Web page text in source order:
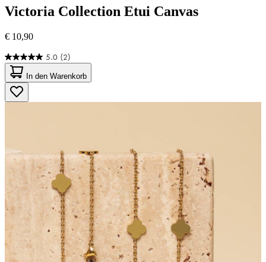
Victoria Collection Etui Canvas
€ 10,90
5.0 (2)
5.0
von
5
Sternen.
2
In den Warenkorb